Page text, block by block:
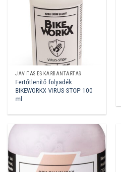
JAVÍTÁS ÉS KARBANTARTÁS
Fertőtlenítő folyadék
BIKEWORKX VIRUS-STOP 100
ml